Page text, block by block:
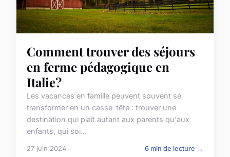
Comment trouver des séjours
en ferme pédagogique en
Italie?
Les vacances en famille peuvent souvent se
transformer en un casse-tête : trouver une
destination qui plaît autant aux parents qu'aux
enfants, qui soi...
27 juin 2024 6 min de lecture →